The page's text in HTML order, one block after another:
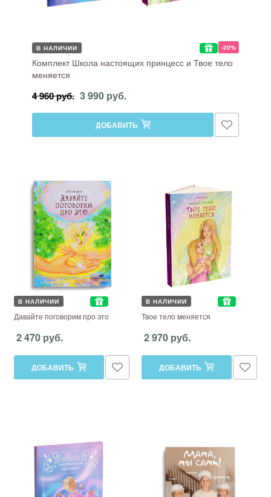
-20%
В НАЛИЧИИ
Комплект Школа настоящих принцесс и Твое тело
меняется
4 960 руб. 3 990 руб.
ДОБАВИТЬ
В НАЛИЧИИ
Давайте поговорим про это
2 470 руб.
ДОБАВИТЬ
В НАЛИЧИИ
Твое тело меняется
2 970 руб.
ДОБАВИТЬ